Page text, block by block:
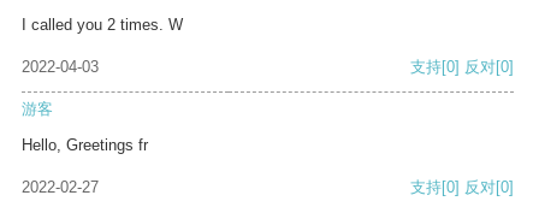
I called you 2 times. W
2022-04-03 支持[0] 反对[0]
游客
Hello, Greetings fr
2022-02-27 支持[0] 反对[0]